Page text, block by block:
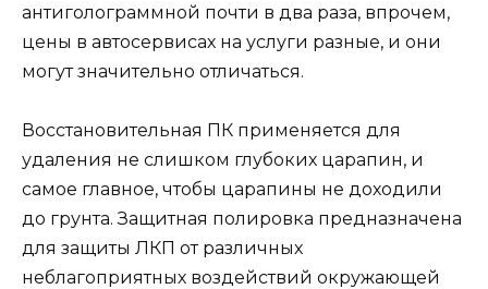
антиголограммной почти в два раза, впрочем,
цены в автосервисах на услуги разные, и они
могут значительно отличаться.
Восстановительная ПК применяется для
удаления не слишком глубоких царапин, и
самое главное, чтобы царапины не доходили
до грунта. Защитная полировка предназначена
для защиты ЛКП от различных
неблагоприятных воздействий окружающей